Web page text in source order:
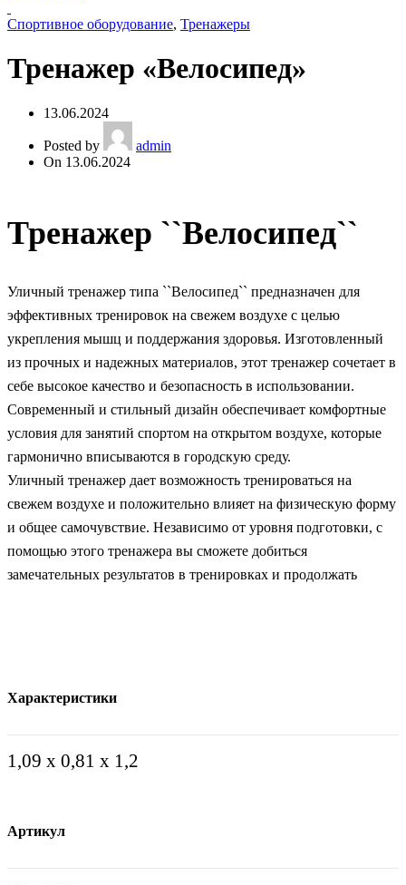
Спортивное оборудование, Тренажеры
Тренажер «Велосипед»
13.06.2024
Posted by
admin
On 13.06.2024
Тренажер ``Велосипед``
Уличный тренажер типа ``Велосипед`` предназначен для
эффективных тренировок на свежем воздухе с целью
укрепления мышц и поддержания здоровья. Изготовленный
из прочных и надежных материалов, этот тренажер сочетает в
себе высокое качество и безопасность в использовании.
Современный и стильный дизайн обеспечивает комфортные
условия для занятий спортом на открытом воздухе, которые
гармонично вписываются в городскую среду.
Уличный тренажер дает возможность тренироваться на
свежем воздухе и положительно влияет на физическую форму
и общее самочувствие. Независимо от уровня подготовки, с
помощью этого тренажера вы сможете добиться
замечательных результатов в тренировках и продолжать
Характеристики
1,09 х 0,81 х 1,2
Артикул